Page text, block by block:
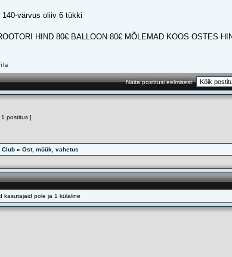
140-värvus oliiv 6 tükki
HIND 80€ BALLOON 80€ MÕLEMAD KOOS OSTES
Näita postitusi eelmisest:
1 postitus ]
Club» Ost, müük, vahetus
kasutajaid pole ja 1 külaline